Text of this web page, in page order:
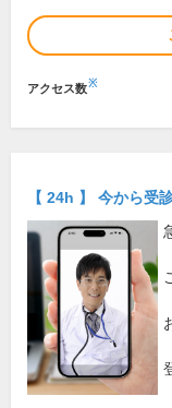
アクセス数※
【 24h 】 今から受